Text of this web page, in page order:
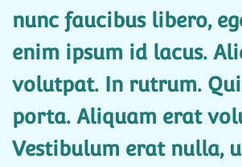
nunc faucibus libero,
enim ipsum id lacus.
volutpat. In rutrum.
porta. Aliquam erat
Vestibulum erat nulla,